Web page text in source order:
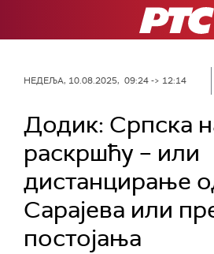
РТС
НЕДЕЉА, 10.08.2025, 09:24 -> 12:14
Додик: Српска
раскршћу – или
дистанцирање
Сарајева или
постојања